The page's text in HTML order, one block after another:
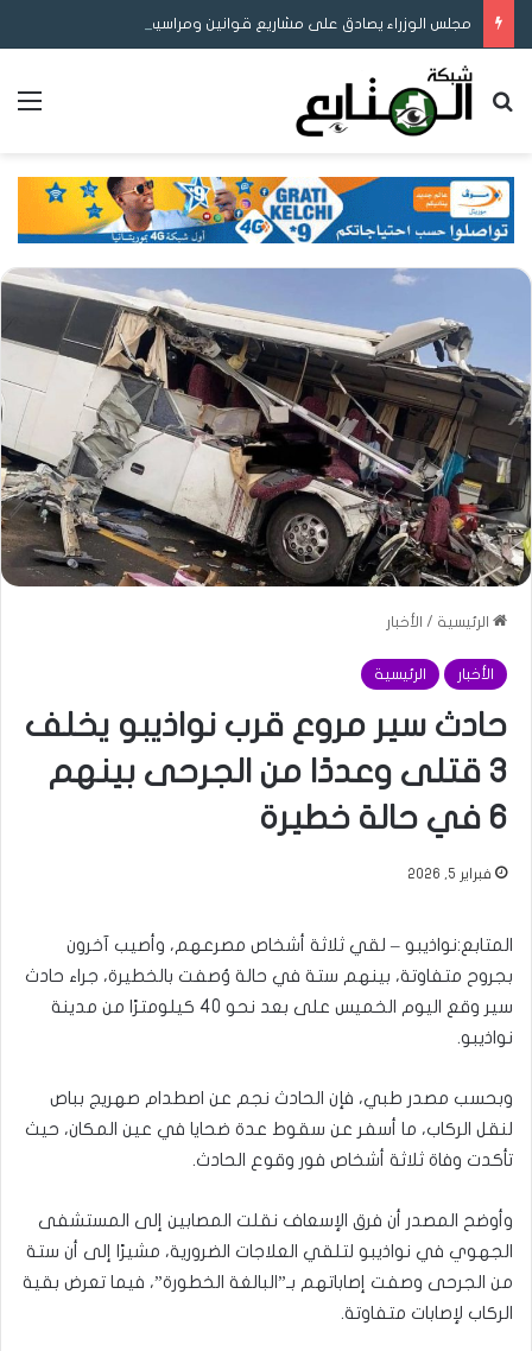
بحث عن
الرئيسية / الأخبار
الأخبار الرئيسية
حادث سير مروع قرب نواذيبو يخلف
3 قتلى وعددًا من الجرحى بينهم
6 في حالة خطيرة
فبراير 5, 2026
المتابع:نواذيبو – لقي ثلاثة أشخاص مصرعهم، وأصيب آخرون
بجروح متفاوتة، بينهم ستة في حالة وُصفت بالخطيرة، جراء حادث
سير وقع اليوم الخميس على بعد نحو 40 كيلومترًا من مدينة
نواذيبو.
وبحسب مصدر طبي، فإن الحادث نجم عن اصطدام صهريج بباص
لنقل الركاب، ما أسفر عن سقوط عدة ضحايا في عين المكان، حيث
تأكدت وفاة ثلاثة أشخاص فور وقوع الحادث.
وأوضح المصدر أن فرق الإسعاف نقلت المصابين إلى المستشفى
الجهوي في نواذيبو لتلقي العلاجات الضرورية، مشيرًا إلى أن ستة
من الجرحى وصفت إصاباتهم بـ”البالغة الخطورة”، فيما تعرض بقية
الركاب لإصابات متفاوتة.